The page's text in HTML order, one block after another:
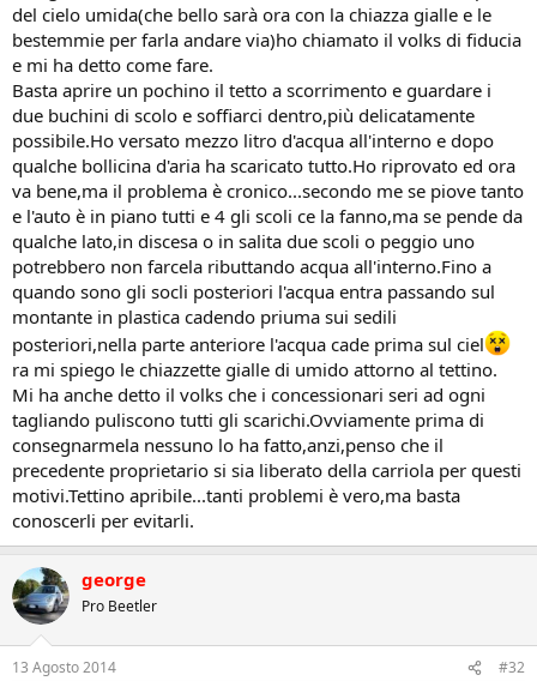
del cielo umida(che bello sarà ora con la chiazza gialle e le
bestemmie per farla andare via)ho chiamato il volks di fiducia
e mi ha detto come fare.
Basta aprire un pochino il tetto a scorrimento e guardare i
due buchini di scolo e soffiarci dentro,più delicatamente
possibile.Ho versato mezzo litro d'acqua all'interno e dopo
qualche bollicina d'aria ha scaricato tutto.Ho riprovato ed ora
va bene,ma il problema è cronico...secondo me se piove tanto
e l'auto è in piano tutti e 4 gli scoli ce la fanno,ma se pende da
qualche lato,in discesa o in salita due scoli o peggio uno
potrebbero non farcela ributtando acqua all'interno.Fino a
quando sono gli socli posteriori l'acqua entra passando sul
montante in plastica cadendo priuma sui sedili
posteriori,nella parte anteriore l'acqua cade prima sul ciel
ra mi spiego le chiazzette gialle di umido attorno al tettino.
Mi ha anche detto il volks che i concessionari seri ad ogni
tagliando puliscono tutti gli scarichi.Ovviamente prima di
consegnarmela nessuno lo ha fatto,anzi,penso che il
precedente proprietario si sia liberato della carriola per questi
motivi.Tettino apribile...tanti problemi è vero,ma basta
conoscerli per evitarli.
george
Pro Beetler
13 Agosto 2014 #32